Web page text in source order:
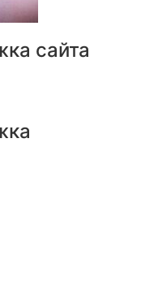
сайта